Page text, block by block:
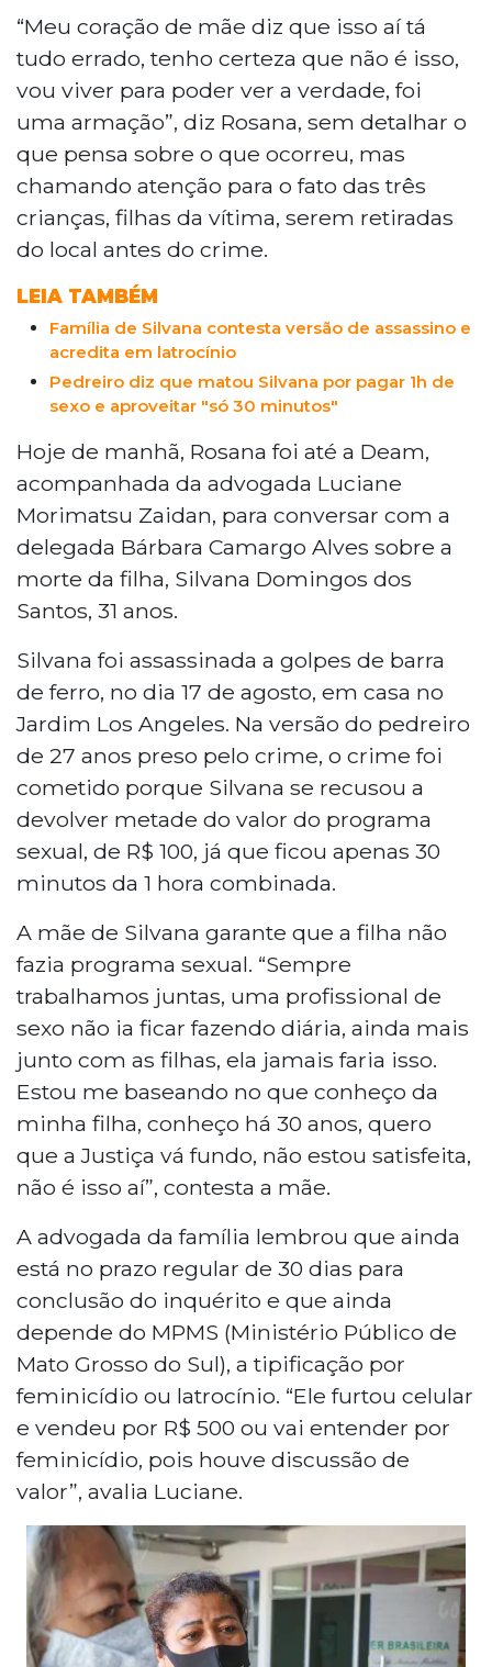
“Meu coração de mãe diz que isso aí tá
tudo errado, tenho certeza que não é isso,
vou viver para poder ver a verdade, foi
uma armação”, diz Rosana, sem detalhar o
que pensa sobre o que ocorreu, mas
chamando atenção para o fato das três
crianças, filhas da vítima, serem retiradas
do local antes do crime.
LEIA TAMBÉM
Família de Silvana contesta versão de assassino e
acredita em latrocínio
Pedreiro diz que matou Silvana por pagar 1h de
sexo e aproveitar "só 30 minutos"
Hoje de manhã, Rosana foi até a Deam,
acompanhada da advogada Luciane
Morimatsu Zaidan, para conversar com a
delegada Bárbara Camargo Alves sobre a
morte da filha, Silvana Domingos dos
Santos, 31 anos.
Silvana foi assassinada a golpes de barra
de ferro, no dia 17 de agosto, em casa no
Jardim Los Angeles. Na versão do pedreiro
de 27 anos preso pelo crime, o crime foi
cometido porque Silvana se recusou a
devolver metade do valor do programa
sexual, de R$ 100, já que ficou apenas 30
minutos da 1 hora combinada.
A mãe de Silvana garante que a filha não
fazia programa sexual. “Sempre
trabalhamos juntas, uma profissional de
sexo não ia ficar fazendo diária, ainda mais
junto com as filhas, ela jamais faria isso.
Estou me baseando no que conheço da
minha filha, conheço há 30 anos, quero
que a Justiça vá fundo, não estou satisfeita,
não é isso aí”, contesta a mãe.
A advogada da família lembrou que ainda
está no prazo regular de 30 dias para
conclusão do inquérito e que ainda
depende do MPMS (Ministério Público de
Mato Grosso do Sul), a tipificação por
feminicídio ou latrocínio. “Ele furtou celular
e vendeu por R$ 500 ou vai entender por
feminicídio, pois houve discussão de
valor”, avalia Luciane.